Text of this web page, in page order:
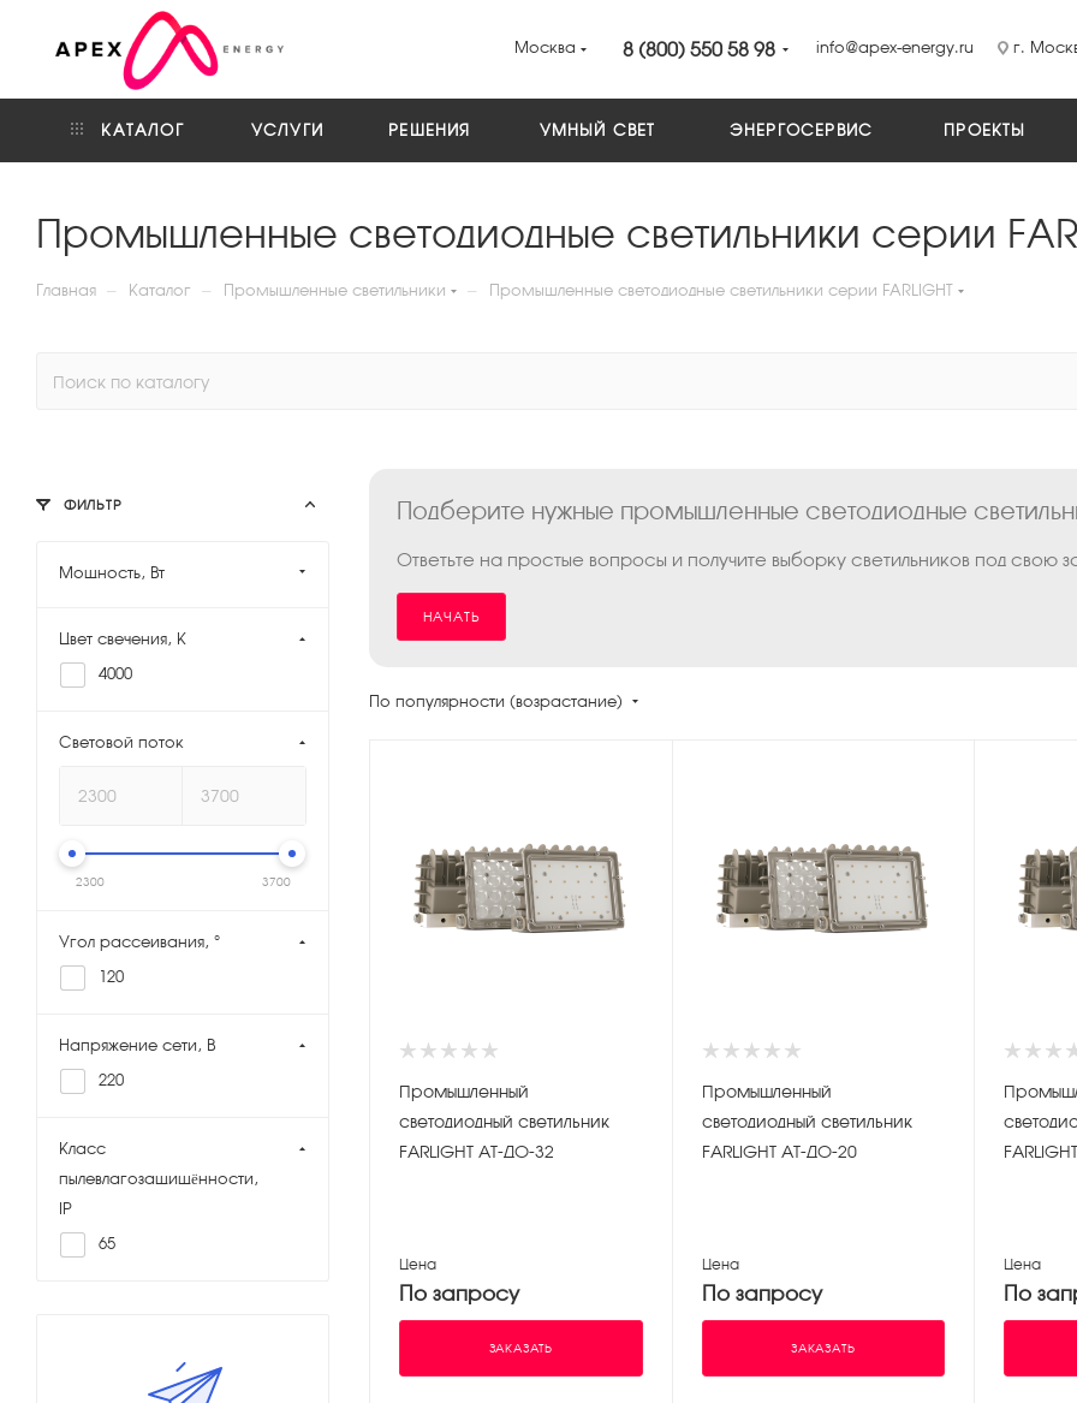
Москва 8 (800) 550 58 98 info@apex-energy.ru г.
КАТАЛОГ УСЛУГИ РЕШЕНИЯ УМНЫЙ СВЕТ ЭНЕРГОСЕРВИС ПРОЕКТЫ
Промышленные светодиодные светильники серии
Главная — Каталог — Промышленные светильники — Промышленные светодиодные светильники серии FARLIGHT
Подберите нужные промышленные светодиодные
Ответьте на простые вопросы и получите выборку светильников под свою
НАЧАТЬ
По популярности (возрастание)
Промышленный
светодиодный светильник
FARLIGHT АТ-ДО-32
Цена
По запросу
ЗАКАЗАТЬ
Промышленный
светодиодный светильник
FARLIGHT АТ-ДО-20
Цена
По запросу
ЗАКАЗАТЬ
Цена
По
ФИЛЬТР
Мощность, Вт
Цвет свечения, K
4000
Световой поток
2300 3700
Угол рассеивания, °
120
Напряжение сети, В
220
Класс
пылевлагозащищённости,
IP
65